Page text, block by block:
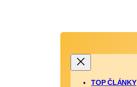
TOP ČLÁNKY